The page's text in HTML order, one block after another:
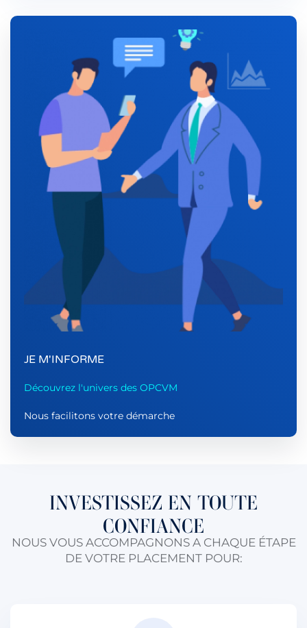
JE M'INFORME
Découvrez l'univers des OPCVM
Nous facilitons votre démarche
INVESTISSEZ EN TOUTE
CONFIANCE
NOUS VOUS ACCOMPAGNONS A CHAQUE ÉTAPE
DE VOTRE PLACEMENT POUR: